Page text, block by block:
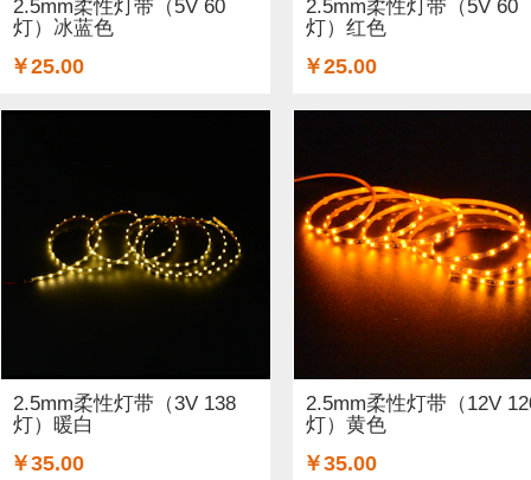
2.5mm柔性灯带（5V 60
灯）冰蓝色
￥25.00
2.5mm柔性灯带（5V 60
灯）红色
￥25.00
2.5mm柔性灯带（3V 138
灯）暖白
￥35.00
2.5mm柔性灯带（12V
灯）黄色
￥35.00